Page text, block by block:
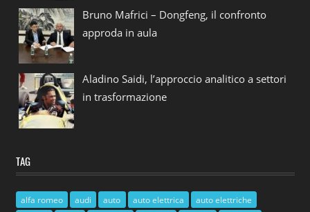
Bruno Mafrici – Dongfeng, il confronto
approda in aula
Aladino Saidi, l’approccio analitico a settori
in trasformazione
TAG
alfa romeo audi auto auto elettrica
auto elettriche